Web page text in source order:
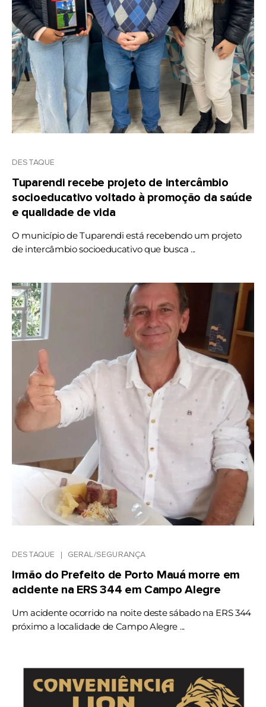
DESTAQUE
Tuparendi recebe projeto de intercâmbio
socioeducativo voltado à promoção da saúde
e qualidade de vida
O município de Tuparendi está recebendo um projeto
de intercâmbio socioeducativo que busca ...
DESTAQUE GERAL/SEGURANÇA
Irmão do Prefeito de Porto Mauá morre em
acidente na ERS 344 em Campo Alegre
Um acidente ocorrido na noite deste sábado na ERS 344
próximo a localidade de Campo Alegre ...